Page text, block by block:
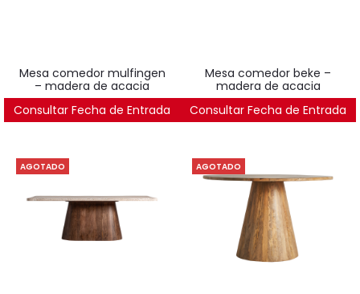
mesa comedor mulfingen
– madera de acacia
2.571€
Consultar Fecha de Entrada
mesa comedor beke –
madera de acacia
2.792€
Consultar Fecha de Entrada
AGOTADO AGOTADO